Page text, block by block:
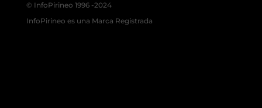
© InfoPirineo 1996 -2024
InfoPirineo es una Marca Registrada